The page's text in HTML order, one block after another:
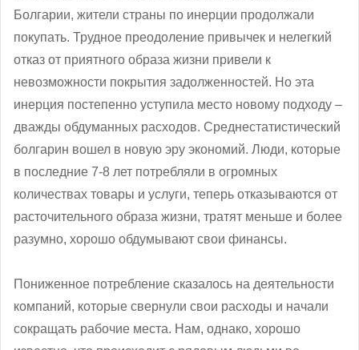
Болгарии, жители страны по инерции продолжали
покупать. Трудное преодоление привычек и нелегкий
отказ от приятного образа жизни привели к
невозможности покрытия задолженностей. Но эта
инерция постепенно уступила место новому подходу –
дважды обдуманных расходов. Среднестатистический
болгарин вошел в новую эру экономий. Люди, которые
в последние 7-8 лет потребляли в огромных
количествах товары и услуги, теперь отказываются от
расточительного образа жизни, тратят меньше и более
разумно, хорошо обдумывают свои финансы.
Пониженное потребление сказалось на деятельности
компаний, которые свернули свои расходы и начали
сокращать рабочие места. Нам, однако, хорошо